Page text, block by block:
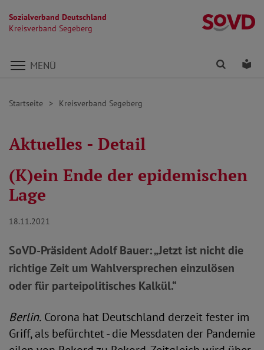
Sozialverband Deutschland
Kreisverband Segeberg
Direkt zu den Inhalten springen
MENÜ Finden
Startseite Kreisverband Segeberg
Aktuelles - Detail
(K)ein Ende der epidemischen
Lage
18.11.2021
SoVD-Präsident Adolf Bauer: „Jetzt ist nicht die
richtige Zeit um Wahlversprechen einzulösen
oder für parteipolitisches Kalkül.“
Berlin. Corona hat Deutschland derzeit fester im
Griff, als befürchtet - die Messdaten der Pandemie